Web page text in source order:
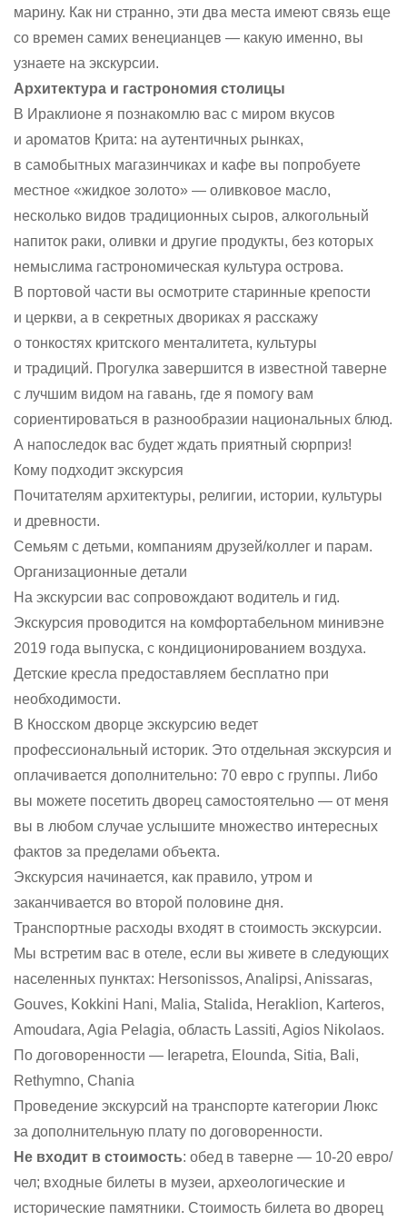
марину. Как ни странно, эти два места имеют связь еще
со времен самих венецианцев — какую именно, вы
узнаете на экскурсии.
Архитектура и гастрономия столицы
В Ираклионе я познакомлю вас с миром вкусов
и ароматов Крита: на аутентичных рынках,
в самобытных магазинчиках и кафе вы попробуете
местное «жидкое золото» — оливковое масло,
несколько видов традиционных сыров, алкогольный
напиток раки, оливки и другие продукты, без которых
немыслима гастрономическая культура острова.
В портовой части вы осмотрите старинные крепости
и церкви, а в секретных двориках я расскажу
о тонкостях критского менталитета, культуры
и традиций. Прогулка завершится в известной таверне
с лучшим видом на гавань, где я помогу вам
сориентироваться в разнообразии национальных блюд.
А напоследок вас будет ждать приятный сюрприз!
Кому подходит экскурсия
Почитателям архитектуры, религии, истории, культуры
и древности.
Семьям с детьми, компаниям друзей/коллег и парам.
Организационные детали
На экскурсии вас сопровождают водитель и гид.
Экскурсия проводится на комфортабельном минивэне
2019 года выпуска, с кондиционированием воздуха.
Детские кресла предоставляем бесплатно при
необходимости.
В Кносском дворце экскурсию ведет
профессиональный историк. Это отдельная экскурсия и
оплачивается дополнительно: 70 евро с группы. Либо
вы можете посетить дворец самостоятельно — от меня
вы в любом случае услышите множество интересных
фактов за пределами объекта.
Экскурсия начинается, как правило, утром и
заканчивается во второй половине дня.
Транспортные расходы входят в стоимость экскурсии.
Мы встретим вас в отеле, если вы живете в следующих
населенных пунктах: Hersonissos, Analipsi, Anissaras,
Gouves, Kokkini Hani, Malia, Stalida, Heraklion, Karteros,
Amoudara, Agia Pelagia, область Lassiti, Agios Nikolaos.
По договоренности — Ierapetra, Elounda, Sitia, Bali,
Rethymno, Chania
Проведение экскурсий на транспорте категории Люкс
за дополнительную плату по договоренности.
Не входит в стоимость: обед в таверне — 10-20 евро/
чел; входные билеты в музеи, археологические и
исторические памятники. Стоимость билета во дворец